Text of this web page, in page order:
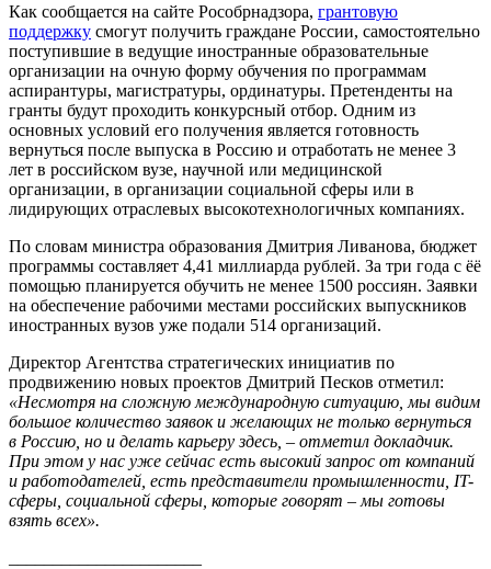
Как сообщается на сайте Рособрнадзора, грантовую
поддержку смогут получить граждане России, самостоятельно
поступившие в ведущие иностранные образовательные
организации на очную форму обучения по программам
аспирантуры, магистратуры, ординатуры. Претенденты на
гранты будут проходить конкурсный отбор. Одним из
основных условий его получения является готовность
вернуться после выпуска в Россию и отработать не менее 3
лет в российском вузе, научной или медицинской
организации, в организации социальной сферы или в
лидирующих отраслевых высокотехнологичных компаниях.
По словам министра образования Дмитрия Ливанова, бюджет
программы составляет 4,41 миллиарда рублей. За три года с ёё
помощью планируется обучить не менее 1500 россиян. Заявки
на обеспечение рабочими местами российских выпускников
иностранных вузов уже подали 514 организаций.
Директор Агентства стратегических инициатив по
продвижению новых проектов Дмитрий Песков отметил:
«Несмотря на сложную международную ситуацию, мы видим
большое количество заявок и желающих не только вернуться
в Россию, но и делать карьеру здесь, – отметил докладчик.
При этом у нас уже сейчас есть высокий запрос от компаний
и работодателей, есть представители промышленности, IT-
сферы, социальной сферы, которые говорят – мы готовы
взять всех».